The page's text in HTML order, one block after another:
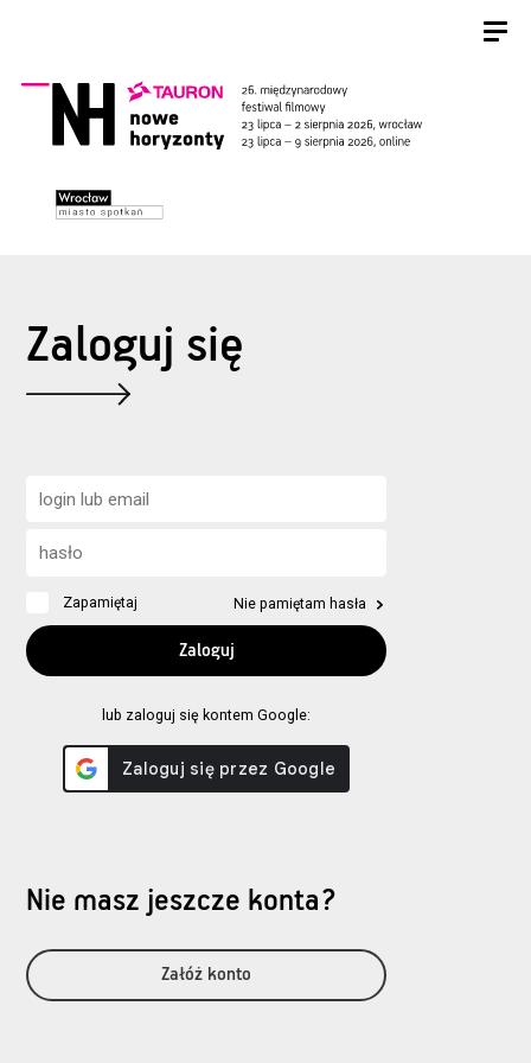
Zaloguj się
Zapamiętaj Nie pamiętam hasła
lub zaloguj się kontem Google:
Nie masz jeszcze konta?
Załóż konto